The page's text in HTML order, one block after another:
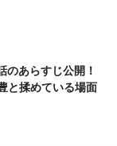
のあらすじ公開！
と揉めている場面